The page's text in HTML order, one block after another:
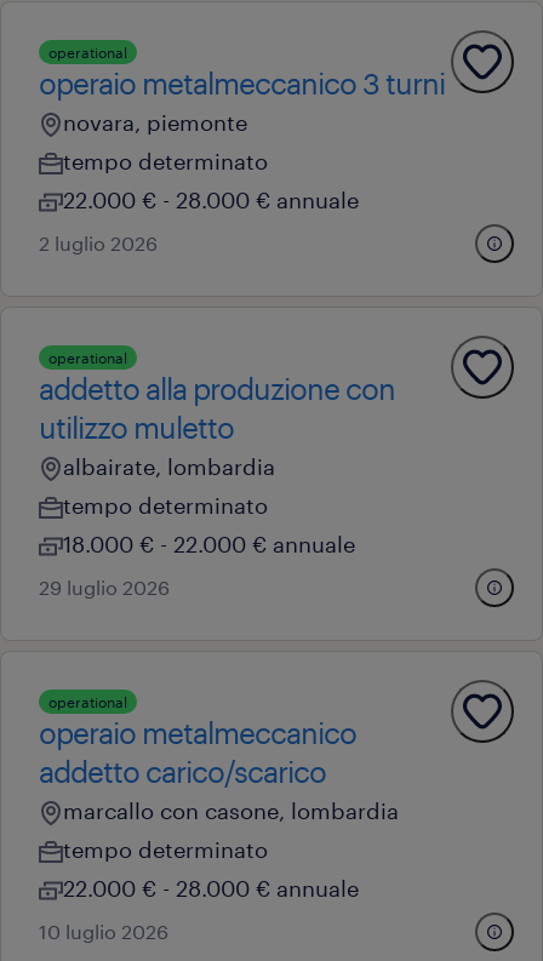
operational
operaio metalmeccanico 3 turni
novara, piemonte
tempo determinato
22.000 € - 28.000 € annuale
2 luglio 2026
operational
addetto alla produzione con
utilizzo muletto
albairate, lombardia
tempo determinato
18.000 € - 22.000 € annuale
29 luglio 2026
operational
operaio metalmeccanico
addetto carico/scarico
marcallo con casone, lombardia
tempo determinato
22.000 € - 28.000 € annuale
10 luglio 2026